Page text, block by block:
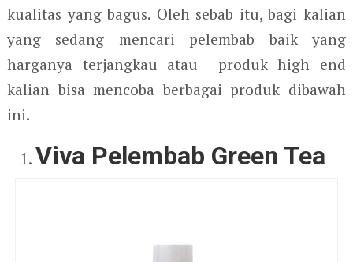
kualitas yang bagus. Oleh sebab itu, bagi kalian
yang sedang mencari pelembab baik yang
harganya terjangkau atau produk high end
kalian bisa mencoba berbagai produk dibawah
ini.
Viva Pelembab Green Tea